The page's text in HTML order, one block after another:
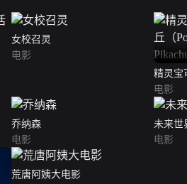
女校召灵
电影
精灵宝
（
（英语
电影
乔纳森
电影
未来世
电影
荒唐阿姨大电影